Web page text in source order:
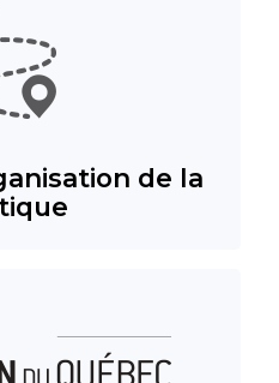
de la